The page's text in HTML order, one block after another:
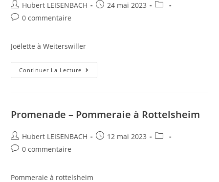
Hubert LEISENBACH
24 mai 2023
0 commentaire
Joëlette à Weiterswiller
Continuer La Lecture
Promenade – Pommeraie à Rottelsheim
Hubert LEISENBACH
12 mai 2023
0 commentaire
Pommeraie à rottelsheim